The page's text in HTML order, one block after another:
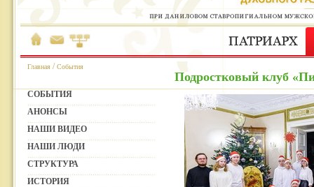
Главная /События
Подростковый клуб
СОБЫТИЯ
АНОНСЫ
НАШИ ВИДЕО
НАШИ ЛЮДИ
СТРУКТУРА
ИСТОРИЯ